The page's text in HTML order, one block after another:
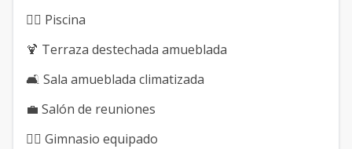
🏊‍♂️ Piscina
🍹 Terraza destechada amueblada
🛋️ Sala amueblada climatizada
💼 Salón de reuniones
🏋️‍♀️ Gimnasio equipado